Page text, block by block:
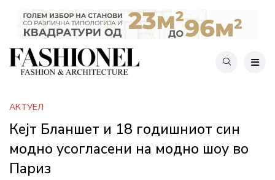
АКТУЕЛ
Кејт Бланшет и 18 годишниот син
модно усогласени на модно шоу во
Париз